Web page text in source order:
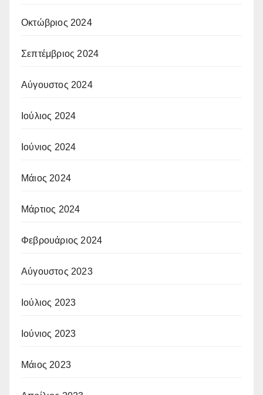
Οκτώβριος 2024
Σεπτέμβριος 2024
Αύγουστος 2024
Ιούλιος 2024
Ιούνιος 2024
Μάιος 2024
Μάρτιος 2024
Φεβρουάριος 2024
Αύγουστος 2023
Ιούλιος 2023
Ιούνιος 2023
Μάιος 2023